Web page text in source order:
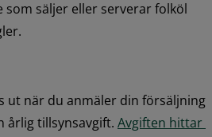
säljer eller serverar folköl
ut när du anmäler din försäljning
årlig tillsynsavgift. Avgiften hittar